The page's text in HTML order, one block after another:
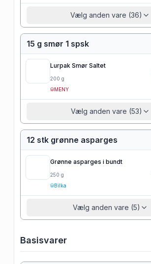
Vælg anden vare (36)
15 g smør 1 spsk
Lurpak Smør Saltet
200 g
MENY
Vælg anden vare (53)
12 stk grønne asparges
Grønne asparges i bundt
250 g
Bilka
Vælg anden vare (5)
Basisvarer